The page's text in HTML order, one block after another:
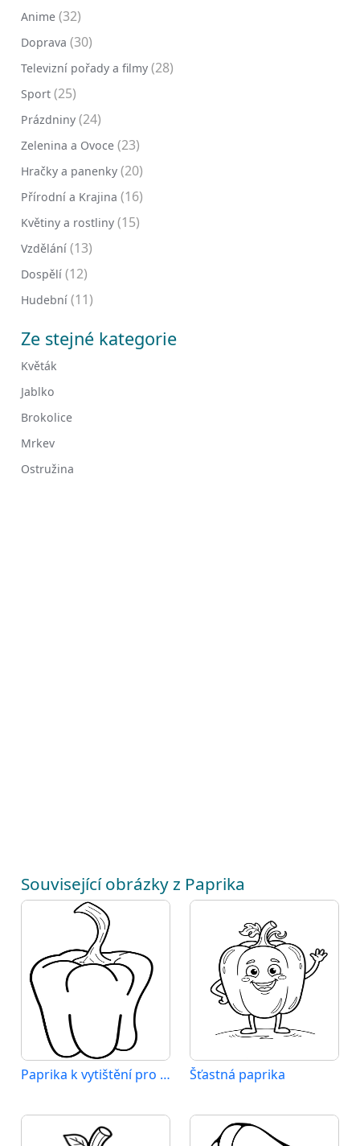
Anime (32)
Doprava (30)
Televizní pořady a filmy (28)
Sport (25)
Prázdniny (24)
Zelenina a Ovoce (23)
Hračky a panenky (20)
Přírodní a Krajina (16)
Květiny a rostliny (15)
Vzdělání (13)
Dospělí (12)
Hudební (11)
Ze stejné kategorie
Květák
Jablko
Brokolice
Mrkev
Ostružina
Související obrázky z Paprika
Paprika k vytištění pro děti Šťastná paprika